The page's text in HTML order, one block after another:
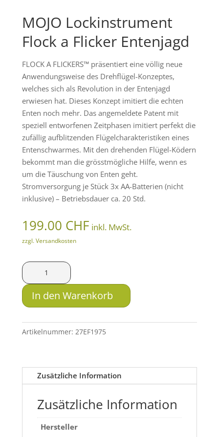
MOJO Lockinstrument
Flock a Flicker Entenjagd
FLOCK A FLICKERS™ präsentiert eine völlig neue
Anwendungsweise des Drehflügel-Konzeptes,
welches sich als Revolution in der Entenjagd
erwiesen hat. Dieses Konzept imitiert die echten
Enten noch mehr. Das angemeldete Patent mit
speziell entworfenen Zeitphasen imitiert perfekt die
zufällig aufblitzenden Flügelcharakteristiken eines
Entenschwarmes. Mit den drehenden Flügel-Ködern
bekommt man die grösstmögliche Hilfe, wenn es
um die Täuschung von Enten geht.
Stromversorgung je Stück 3x AA-Batterien (nicht
inklusive) – Betriebsdauer ca. 20 Std.
199.00 CHF inkl. MwSt.
zzgl. Versandkosten
MOJO
Lockinstrument
Flock
a
Entenjagd
In den Warenkorb
Artikelnummer: 27EF1975
Zusätzliche Information
Zusätzliche Information
Hersteller